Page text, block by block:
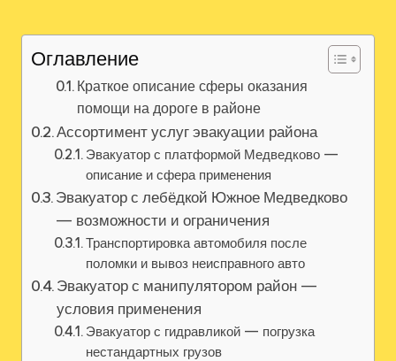
Оглавление
Краткое описание сферы оказания
помощи на дороге в районе
Ассортимент услуг эвакуации района
Эвакуатор с платформой Медведково —
описание и сфера применения
Эвакуатор с лебёдкой Южное Медведково
— возможности и ограничения
Транспортировка автомобиля после
поломки и вывоз неисправного авто
Эвакуатор с манипулятором район —
условия применения
Эвакуатор с гидравликой — погрузка
нестандартных грузов